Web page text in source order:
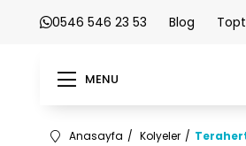
0546 546 23 53 Blog
MENU
Anasayfa Kolyeler